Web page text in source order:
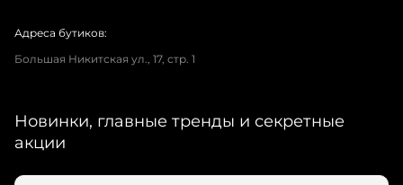
Адреса бутиков:
Большая Никитская ул., 17, стр. 1
Новинки, главные тренды и секретные
акции